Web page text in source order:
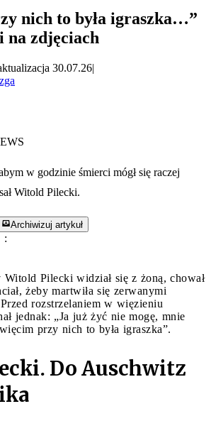
nich to była igraszka…”
zdjęciach
30.07.26|
w godzinie śmierci mógł się raczej
Witold Pilecki.
Archiwizuj artykuł
:
Pilecki widział się z żoną, chował
żeby martwiła się zerwanymi
rozstrzelaniem w więzieniu
jednak: „Ja już żyć nie mogę, mnie
przy nich to była igraszka”.
Do Auschwitz